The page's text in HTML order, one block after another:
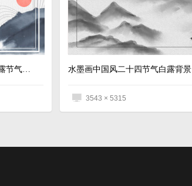
中国风二十四节气山水白鹤白露节气背景 水墨画中国风二十四节气白露背景
3543 × 5315